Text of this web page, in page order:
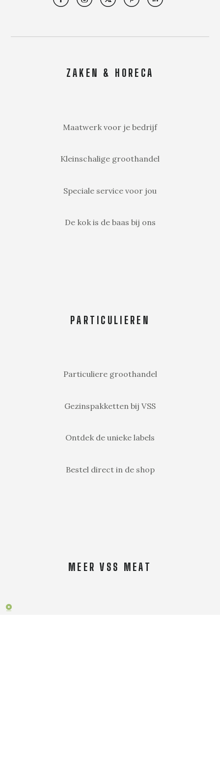
ZAKEN & HORECA
Maatwerk voor je bedrijf
Kleinschalige groothandel
Speciale service voor jou
De kok is de baas bij ons
PARTICULIEREN
Particuliere groothandel
Gezinspakketten bij VSS
Ontdek de unieke labels
Bestel direct in de shop
MEER VSS MEAT